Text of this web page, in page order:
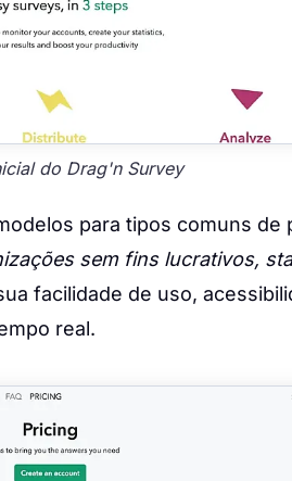
do Drag'n Survey
para tipos comuns de
sem fins lucrativos,
facilidade de uso,
real.